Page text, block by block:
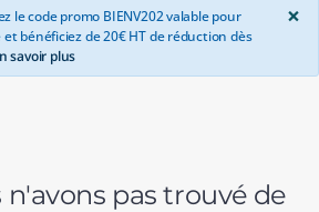
le code promo BIENV202 valable pour
bénéficiez de 20€ HT de réduction dès
savoir plus
×
n'avons pas trouvé de